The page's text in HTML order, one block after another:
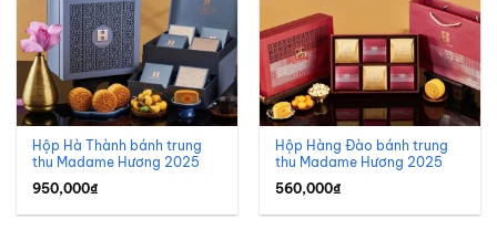
Hộp Hà Thành bánh trung
thu Madame Hương 2025
950,000₫
Hộp Hàng Đào bánh trung
thu Madame Hương 2025
560,000₫